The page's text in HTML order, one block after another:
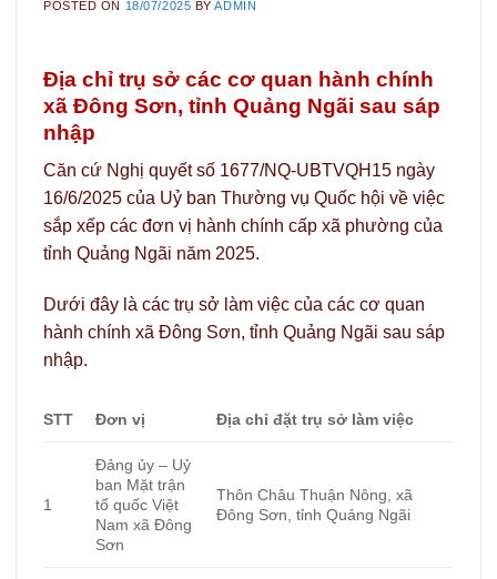
POSTED ON 18/07/2025 BYADMIN
Địa chỉ trụ sở các cơ quan hành chính
xã Đông Sơn, tỉnh Quảng Ngãi sau sáp
nhập
Căn cứ Nghị quyết số 1677/NQ-UBTVQH15 ngày
16/6/2025 của Uỷ ban Thường vụ Quốc hội về việc
sắp xếp các đơn vị hành chính cấp xã phường của
tỉnh Quảng Ngãi năm 2025.
Dưới đây là các trụ sở làm việc của các cơ quan
hành chính xã Đông Sơn, tỉnh Quảng Ngãi sau sáp
nhập.
STT Đơn vị Địa chỉ đặt trụ sở làm việc
1
Đảng ủy – Uỷ
ban Mặt trận
tổ quốc Việt
Nam xã Đông
Sơn
Thôn Châu Thuận Nông, xã
Đông Sơn, tỉnh Quảng Ngãi